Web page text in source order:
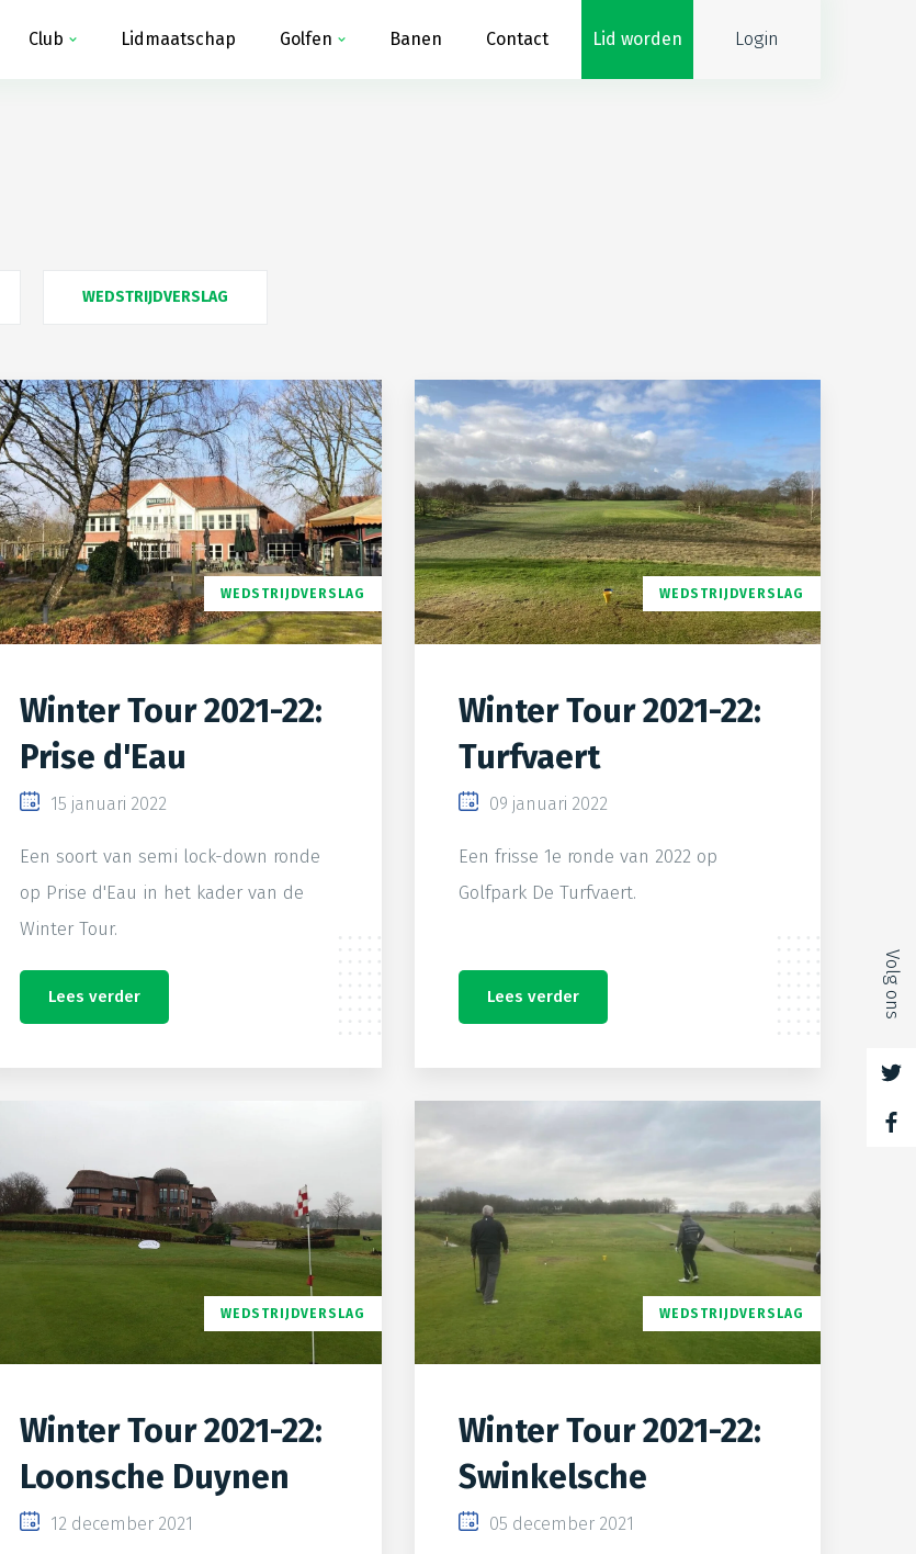
Club Lidmaatschap Golfen Banen Contact Lid worden Login
Volg ons
WEDSTRIJDVERSLAG
WEDSTRIJDVERSLAG
Winter Tour 2021-22:
Prise d'Eau
15 januari 2022
Een soort van semi lock-down ronde
op Prise d'Eau in het kader van de
Winter Tour.
Lees verder
WEDSTRIJDVERSLAG
Winter Tour 2021-22:
Turfvaert
09 januari 2022
Een frisse 1e ronde van 2022 op
Golfpark De Turfvaert.
Lees verder
WEDSTRIJDVERSLAG
Winter Tour 2021-22:
Loonsche Duynen
12 december 2021
WEDSTRIJDVERSLAG
Winter Tour 2021-22:
Swinkelsche
05 december 2021